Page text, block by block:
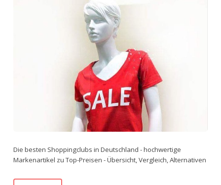
Die besten Shoppingclubs in Deutschland - hochwertige
Markenartikel zu Top-Preisen - Übersicht, Vergleich, Alternativen